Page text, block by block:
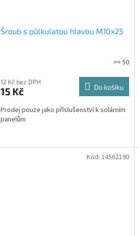
Šroub s půlkulatou hlavou M10x25
>= 50
12 Kč bez DPH
15 Kč Do košíku
Prodej pouze jako příslušenství k solárním
panelům
Kód: 14562190